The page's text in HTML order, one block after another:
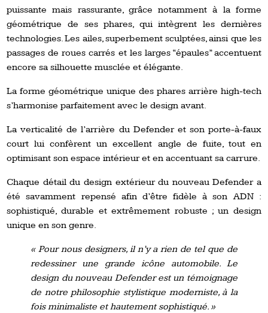
puissante mais rassurante, grâce notamment à la forme
géométrique de ses phares, qui intègrent les dernières
technologies. Les ailes, superbement sculptées, ainsi que les
passages de roues carrés et les larges “épaules” accentuent
encore sa silhouette musclée et élégante.
La forme géométrique unique des phares arrière high-tech
s’harmonise parfaitement avec le design avant.
La verticalité de l’arrière du Defender et son porte-à-faux
court lui confèrent un excellent angle de fuite, tout en
optimisant son espace intérieur et en accentuant sa carrure.
Chaque détail du design extérieur du nouveau Defender a
été savamment repensé afin d’être fidèle à son ADN :
sophistiqué, durable et extrêmement robuste ; un design
unique en son genre.
« Pour nous designers, il n’y a rien de tel que de
redessiner une grande icône automobile. Le
design du nouveau Defender est un témoignage
de notre philosophie stylistique moderniste, à la
fois minimaliste et hautement sophistiqué. »